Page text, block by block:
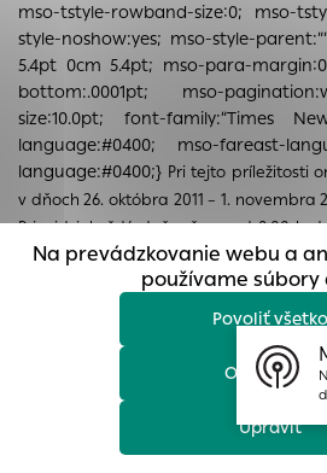
mso-tstyle-rowband-size:0; mso-
style-noshow:yes; mso-style-
5.4pt 0cm 5.4pt; mso-para-
bottom:.0001pt; mso-
size:10.0pt; font-family:”Times
language:#0400; mso-fareast-
language:#0400;} Pri tejto príležitosti
v dňoch 26. októbra 2011 – 1. novembra
Prievidzi, každý deň v čase od 8.00 h
DNI K PAMIATKE ZOSNULÝCH
Trh plný kvetov, chryzantém, vencov a
vzdať úctu všetkým tým, ktorí už nie sú s
Z dôvodu zabezpečenia pokoja,
bezpečnosti počas tohto sviatku bude
Na prevádzkovanie webu a
používame súbory
Povoliť všetko
Odmietnuť
Upraviť
Analytické cookies
Analytické cookies pomáhajú
pochopiť, ako návštevníci stránok
mohol stránky optimalizovať a
skúsenosť. Všetky dáta sa zbierajú
možné ich spojiť s konkrétnou
Povoliť všetko
Uložiť
Viac